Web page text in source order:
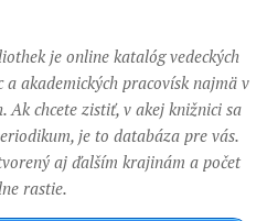
je online katalóg vedeckých
akademických pracovísk najmä v
Ak chcete zistiť, v akej knižnici sa
je to databáza pre vás.
aj ďalším krajinám a počet
rastie.